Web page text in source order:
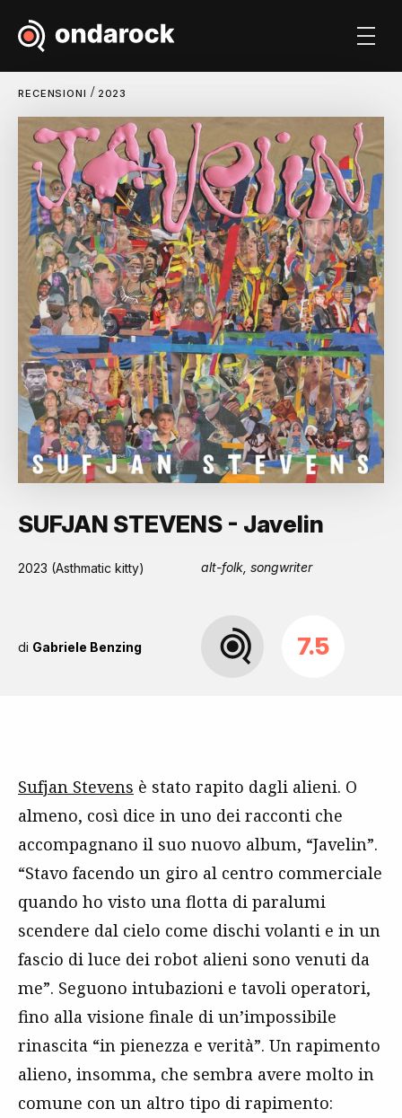
RECENSIONI / 2023
SUFJAN STEVENS - Javelin
2023 (Asthmatic kitty) alt-folk, songwriter
di Gabriele Benzing 7.5
Sufjan Stevens è stato rapito dagli alieni. O
almeno, così dice in uno dei racconti che
accompagnano il suo nuovo album, “Javelin”.
“Stavo facendo un giro al centro commerciale
quando ho visto una flotta di paralumi
scendere dal cielo come dischi volanti e in un
fascio di luce dei robot alieni sono venuti da
me”. Seguono intubazioni e tavoli operatori,
fino alla visione finale di un’impossibile
rinascita “in pienezza e verità”. Un rapimento
alieno, insomma, che sembra avere molto in
comune con un altro tipo di rapimento: